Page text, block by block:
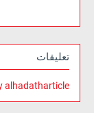
تعليقات
alhadatharticle